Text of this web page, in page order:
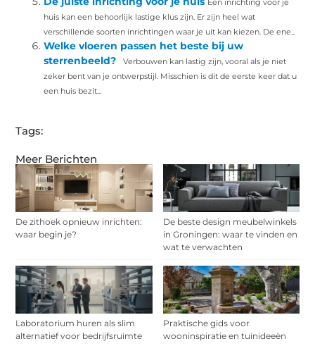
Meer Berichten
De zithoek opnieuw inrichten:
waar begin je?
De beste design meubelwinkels
in Groningen: waar te vinden en
wat te verwachten
Laboratorium huren als slim
alternatief voor bedrijfsruimte
Praktische gids voor
wooninspiratie en tuinideeën
Een inrichting voor je
huis kan een behoorlijk lastige klus zijn. Er zijn heel wat
verschillende soorten inrichtingen waar je uit kan kiezen. De ene...
Welke vloeren passen het beste bij uw
sterrenbeeld?
Verbouwen kan lastig zijn, vooral als je niet
zeker bent van je ontwerpstijl. Misschien is dit de eerste keer dat u
een huis bezit...
Tags: